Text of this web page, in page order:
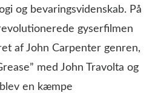
og bevaringsvidenskab. På
gyserfilmen
af John Carpenter genren,
med John Travolta og
en kæmpe